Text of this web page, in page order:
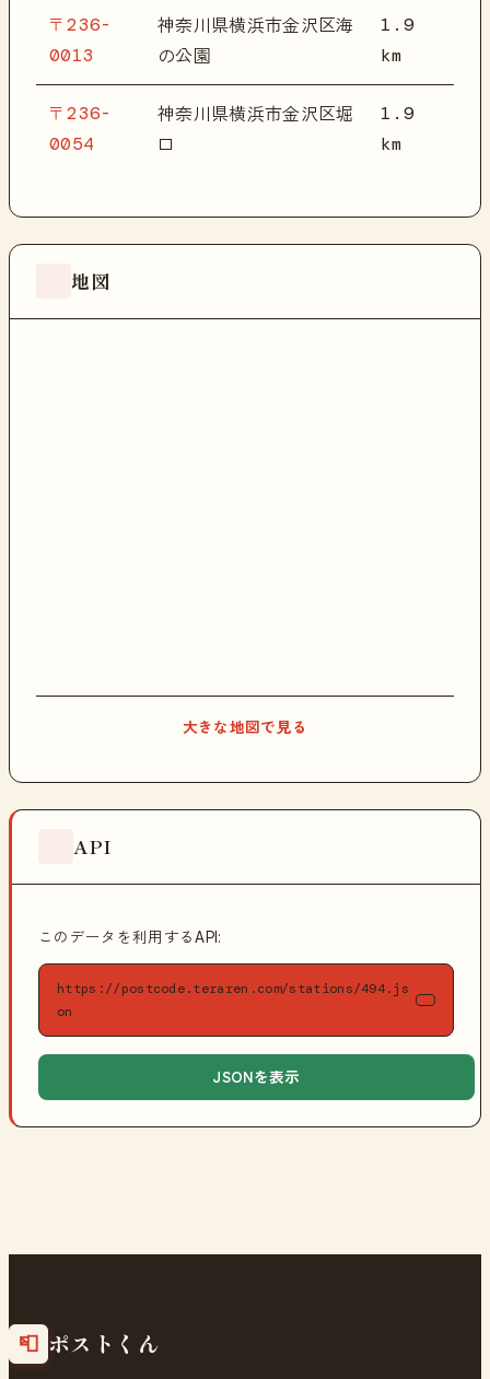
〒236-
0013
神奈川県横浜市金沢区海
の公園
1.9
km
〒236-
0054
神奈川県横浜市金沢区堀
口
1.9
km
地図
大きな地図で見る
API
このデータを利用するAPI:
https://postcode.teraren.com/stations/494.js
on
JSONを表示
📮 ポストくん